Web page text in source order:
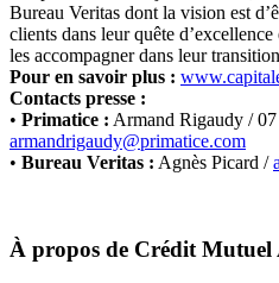
Bureau Veritas dont la vision est
clients dans leur quête
les accompagner dans leur
Pour en savoir plus :
Contacts presse :
• Primatice : Armand Rigaudy /
armandrigaudy@primatice.com
• Bureau Veritas : Agnès Picard /
À propos de Crédit Mutuel